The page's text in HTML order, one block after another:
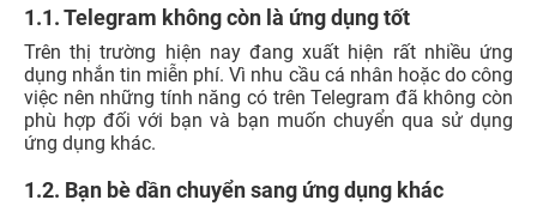
1.1. Telegram không còn là ứng dụng tốt
Trên thị trường hiện nay đang xuất hiện rất nhiều ứng
dụng nhắn tin miễn phí. Vì nhu cầu cá nhân hoặc do công
việc nên những tính năng có trên Telegram đã không còn
phù hợp đối với bạn và bạn muốn chuyển qua sử dụng
ứng dụng khác.
1.2. Bạn bè dần chuyển sang ứng dụng khác